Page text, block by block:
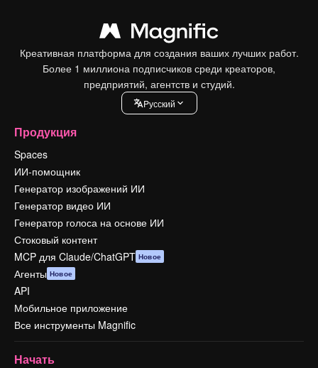
Креативная платформа для создания ваших лучших работ.
Более 1 миллиона подписчиков среди креаторов,
предприятий, агентств и студий.
Pусский
Продукция
Spaces
ИИ-помощник
Генератор изображений ИИ
Генератор видео ИИ
Генератор голоса на основе ИИ
Стоковый контент
MCP для Claude/ChatGPT Новое
Агенты Новое
API
Мобильное приложение
Все инструменты Magnific
Начать